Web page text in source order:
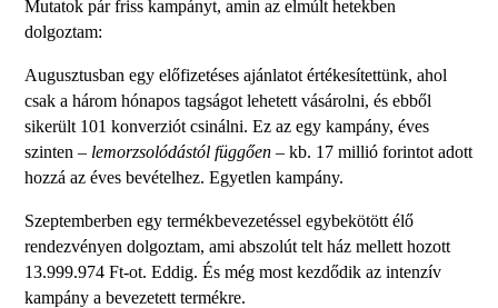
Mutatok pár friss kampányt, amin az elmúlt hetekben
dolgoztam:
Augusztusban egy előfizetéses ajánlatot értékesítettünk, ahol
csak a három hónapos tagságot lehetett vásárolni, és ebből
sikerült 101 konverziót csinálni. Ez az egy kampány, éves
szinten – lemorzsolódástól függően – kb. 17 millió forintot adott
hozzá az éves bevételhez. Egyetlen kampány.
Szeptemberben egy termékbevezetéssel egybekötött élő
rendezvényen dolgoztam, ami abszolút telt ház mellett hozott
13.999.974 Ft-ot. Eddig. És még most kezdődik az intenzív
kampány a bevezetett termékre.